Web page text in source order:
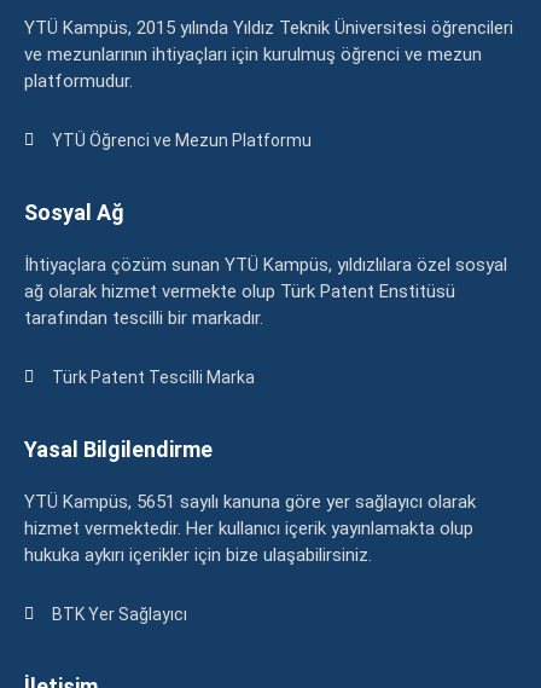
YTÜ Kampüs, 2015 yılında Yıldız Teknik Üniversitesi öğrencileri
ve mezunlarının ihtiyaçları için kurulmuş öğrenci ve mezun
platformudur.
YTÜ Öğrenci ve Mezun Platformu
Sosyal Ağ
İhtiyaçlara çözüm sunan YTÜ Kampüs, yıldızlılara özel sosyal
ağ olarak hizmet vermekte olup Türk Patent Enstitüsü
tarafından tescilli bir markadır.
Türk Patent Tescilli Marka
Yasal Bilgilendirme
YTÜ Kampüs, 5651 sayılı kanuna göre yer sağlayıcı olarak
hizmet vermektedir. Her kullanıcı içerik yayınlamakta olup
hukuka aykırı içerikler için bize ulaşabilirsiniz.
BTK Yer Sağlayıcı